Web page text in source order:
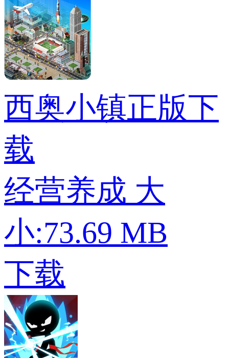
西奥小镇正版下
载
经营养成 大
小:73.69 MB
下载